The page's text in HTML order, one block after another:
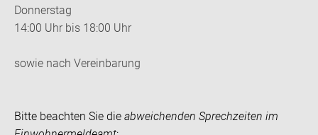
Donnerstag
14:00 Uhr bis 18:00 Uhr
sowie nach Vereinbarung
Bitte beachten Sie die abweichenden Sprechzeiten im